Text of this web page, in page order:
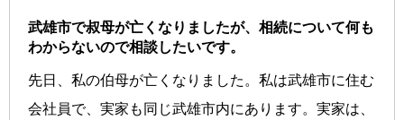
武雄市で叔母が亡くなりましたが、相続について何も
わからないので相談したいです。
先日、私の伯母が亡くなりました。私は武雄市に住む
会社員で、実家も同じ武雄市内にあります。実家は、